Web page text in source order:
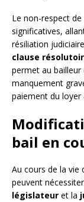
Le non-respect
significatives,
résiliation
clause
permet au
manquement
paiement du
bail en
Au cours de la vie
peuvent
législateur et la